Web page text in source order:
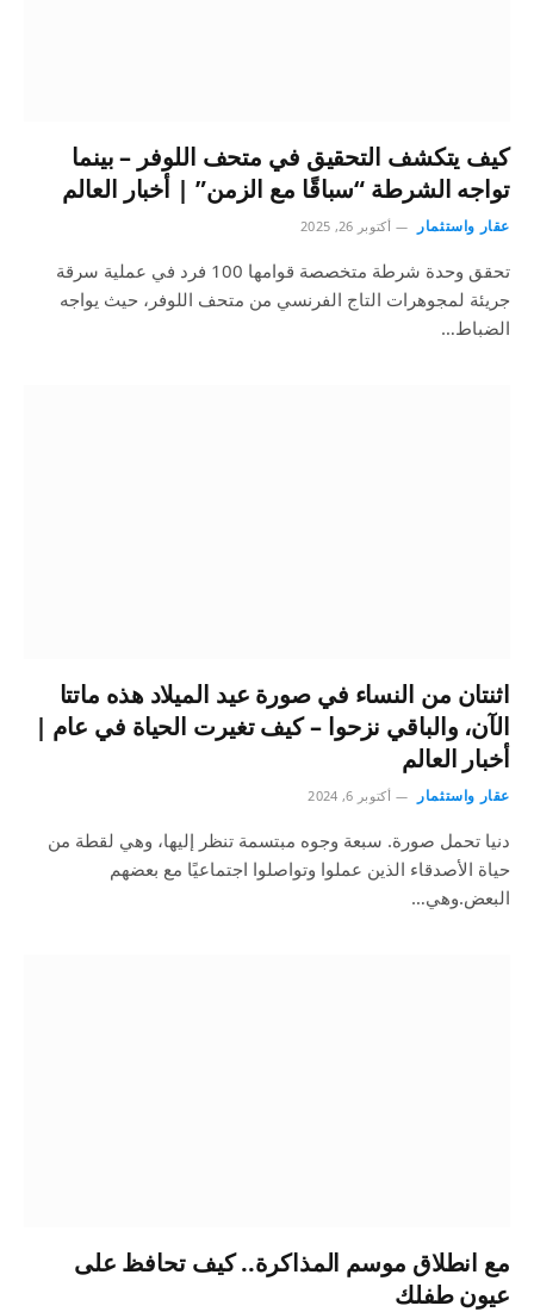
كيف يتكشف التحقيق في متحف اللوفر – بينما
تواجه الشرطة “سباقًا مع الزمن” | أخبار العالم
عقار واستثمار أكتوبر 26, 2025
تحقق وحدة شرطة متخصصة قوامها 100 فرد في عملية سرقة
جريئة لمجوهرات التاج الفرنسي من متحف اللوفر، حيث يواجه
الضباط…
اثنتان من النساء في صورة عيد الميلاد هذه ماتتا
الآن، والباقي نزحوا – كيف تغيرت الحياة في عام |
أخبار العالم
عقار واستثمار أكتوبر 6, 2024
دنيا تحمل صورة. سبعة وجوه مبتسمة تنظر إليها، وهي لقطة من
حياة الأصدقاء الذين عملوا وتواصلوا اجتماعيًا مع بعضهم
البعض.وهي…
مع انطلاق موسم المذاكرة.. كيف تحافظ على
عيون طفلك